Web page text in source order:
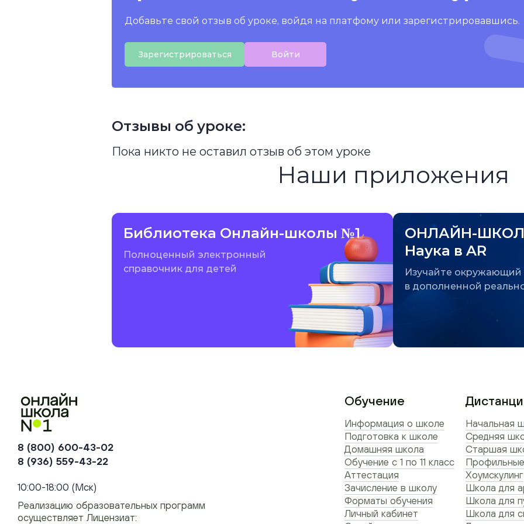
Добавьте свой отзыв об уроке, войдя на платфому или зарегистрировавшись.
Зарегистрироваться Войти
Отзывы об уроке:
Пока никто не оставил отзыв об этом уроке
Наши приложения
Библиотека Онлайн-школы №1
Полноценный электронный
справочник для детей
ОНЛАЙН-
Наука в AR
Изучайте
в дополненной
8 (800) 600-43-02
8 (936) 559-43-22
10:00-18:00 (Мск)
Реализацию образовательных программ
осуществляет Лицензиат:
Обучение
Информация о школе
Подготовка к школе
Домашняя школа
Обучение с 1 по 11 класс
Аттестация
Зачисление в школу
Форматы обучения
Личный кабинет
Начальная
Средняя
Старшая
Хоумскулинг
Школа для
Школа для
Школа для